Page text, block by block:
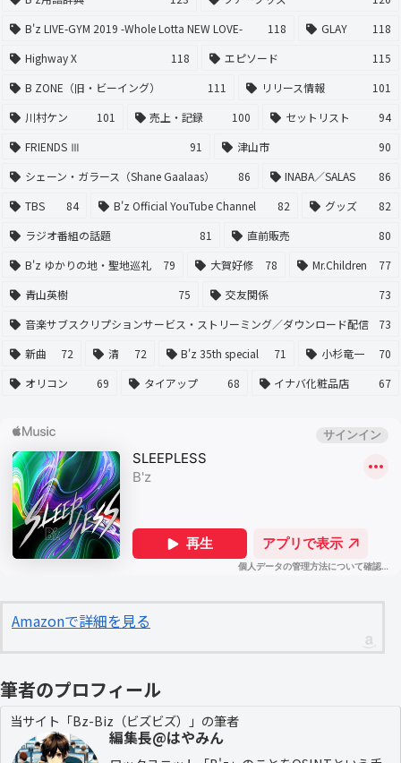
B'z LIVE-GYM 2019 -Whole Lotta NEW LOVE-
118 GLAY
118
Highway X
118 エピソード
115
B ZONE（旧・ビーイング）
111 リリース情報
101
川村ケン
101 売上・記録 100 セットリスト
94
FRIENDS Ⅲ
91 津山市
90
シェーン・ガラース（Shane Gaalaas）
86 INABA／SALAS
86
TBS
84 B'z Official YouTube Channel 82 グッズ
82
ラジオ番組の話題
81 直前販売
80
B'z ゆかりの地・聖地巡礼
79 大賀好修 78 Mr.Children
77
青山英樹
75 交友関係
73
音楽サブスクリプションサービス・ストリーミング／ダウンロード配信
73
新曲
72 清 72 B'z 35th special 71 小杉竜一
70
オリコン
69 タイアップ 68 イナバ化粧品店 67
Amazonで詳細を見る
筆者のプロフィール
当サイト「Bz-Biz（ビズビズ）」の筆者
編集長@はやみん